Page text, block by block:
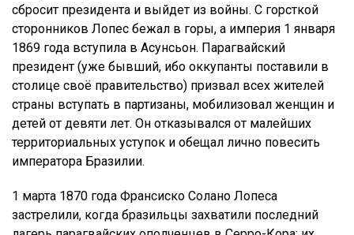
сбросит президента и выйдет из войны. С горсткой
сторонников Лопес бежал в горы, а империя 1 января
1869 года вступила в Асунсьон. Парагвайский
президент (уже бывший, ибо оккупанты поставили в
столице своё правительство) призвал всех жителей
страны вступать в партизаны, мобилизовал женщин и
детей от девяти лет. Он отказывался от малейших
территориальных уступок и обещал лично повесить
императора Бразилии.
1 марта 1870 года Франсиско Солано Лопеса
застрелили, когда бразильцы захватили последний